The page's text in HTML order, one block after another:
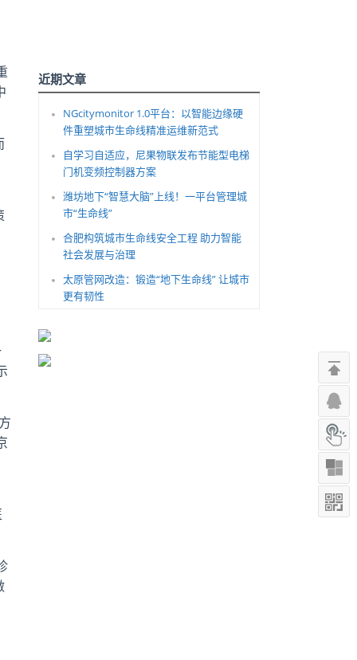
近期文章
NGcitymonitor 1.0平台：以智能边缘硬
件重塑城市生命线精准运维新范式
自学习自适应，尼果物联发布节能型电梯
门机变频控制器方案
潍坊地下“智慧大脑”上线！一平台管理城
市“生命线”
合肥构筑城市生命线安全工程 助力智能
社会发展与治理
太原管网改造：锻造“地下生命线” 让城市
更有韧性